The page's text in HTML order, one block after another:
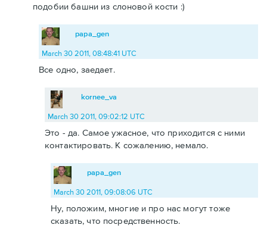
подобии башни из слоновой кости :)
papa_gen
March 30 2011, 08:48:41 UTC
Все одно, заедает.
kornee_va
March 30 2011, 09:02:12 UTC
Это - да. Самое ужасное, что приходится с ними
контактировать. К сожалению, немало.
papa_gen
March 30 2011, 09:08:06 UTC
Ну, положим, многие и про нас могут тоже
сказать, что посредственность.